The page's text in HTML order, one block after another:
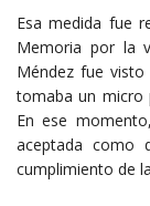
Esa medida fue
Memoria por la
Méndez fue visto
tomaba un micro
En ese
aceptada como
cumplimiento de